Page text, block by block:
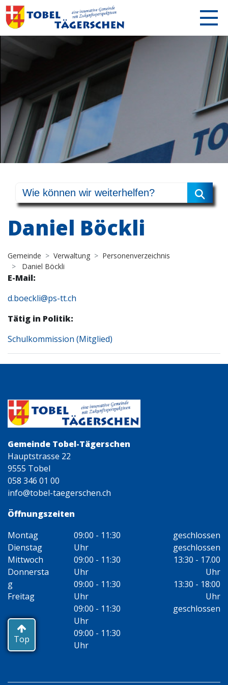
Daniel Böckli
Gemeinde Verwaltung
Personenverzeichnis
Daniel Böckli
E-Mail:
d.boeckli@ps-tt.ch
Tätig in Politik:
Schulkommission (Mitglied)
Öffnungszeiten
Gemeinde Tobel-Tägerschen
Hauptstrasse 22
9555 Tobel
058 346 01 00
info@tobel-taegerschen.ch
Montag
Dienstag
Mittwoch
Donnersta
g
Freitag
09:00 - 11:30
Uhr
09:00 - 11:30
Uhr
09:00 - 11:30
Uhr
09:00 - 11:30
Uhr
09:00 - 11:30
Uhr
geschlossen
geschlossen
13:30 - 17.00
Uhr
13:30 - 18:00
Uhr
geschlossen
Top